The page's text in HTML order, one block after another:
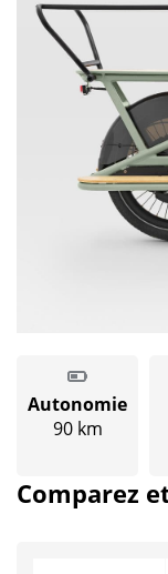
Autonomie
90 km
Comparez